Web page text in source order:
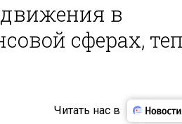
в
сферах,
Читать нас в